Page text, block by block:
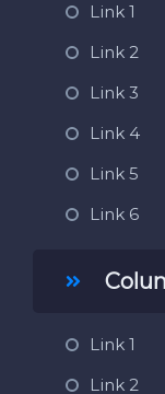
Link 1
Link 2
Link 3
Link 4
Link 5
Link 6
Link 1
Link 2